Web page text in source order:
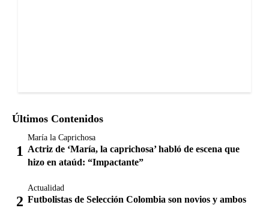
Últimos Contenidos
María la Caprichosa
Actriz de ‘María, la caprichosa’ habló de escena que
hizo en ataúd: “Impactante”
Actualidad
Futbolistas de Selección Colombia son novios y ambos